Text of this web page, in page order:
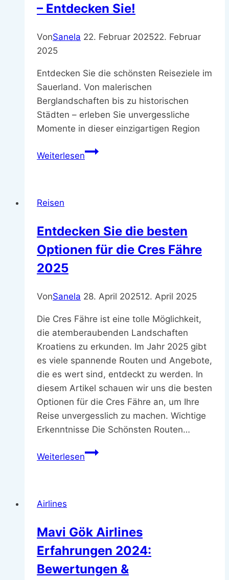
für
Traumurlaub
– Entdecken Sie!
VonSanela 22. Februar 202522. Februar
2025
Entdecken Sie die schönsten Reiseziele im
Sauerland. Von malerischen
Berglandschaften bis zu historischen
Städten – erleben Sie unvergessliche
Momente in dieser einzigartigen Region
WeiterlesenTop
Sie!
Reisen
Entdecken Sie die besten
Optionen für die Cres Fähre
2025
VonSanela 28. April 202512. April 2025
Die Cres Fähre ist eine tolle Möglichkeit,
die atemberaubenden Landschaften
Kroatiens zu erkunden. Im Jahr 2025 gibt
es viele spannende Routen und Angebote,
die es wert sind, entdeckt zu werden. In
diesem Artikel schauen wir uns die besten
Optionen für die Cres Fähre an, um Ihre
Reise unvergesslich zu machen. Wichtige
Erkenntnisse Die Schönsten Routen…
WeiterlesenEntdecken
die
Cres
2025
Airlines
Mavi Gök Airlines
Erfahrungen 2024:
Bewertungen &